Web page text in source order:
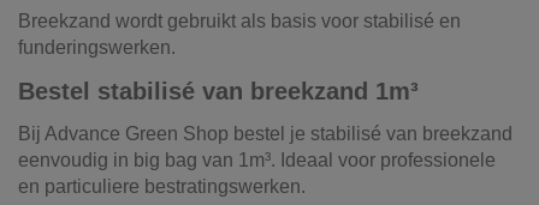
Breekzand wordt gebruikt als basis voor stabilisé en
funderingswerken.
Bestel stabilisé van breekzand 1m³
Bij Advance Green Shop bestel je stabilisé van breekzand
eenvoudig in big bag van 1m³. Ideaal voor professionele
en particuliere bestratingswerken.